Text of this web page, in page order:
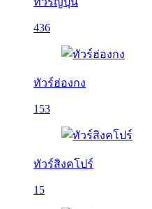
436
ทัวร์ฮ่องกง
153
ทัวร์สิงคโปร์
15